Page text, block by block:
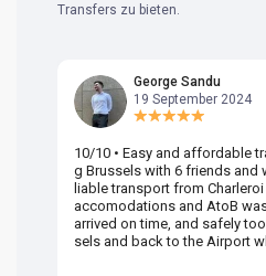
Transfers zu bieten.
George Sandu
19 September 2024
10/10 • Easy and affordable
g Brussels with 6 friends and
liable transport from
accomodations and AtoB
arrived on time, and safely
sels and back to the Airport